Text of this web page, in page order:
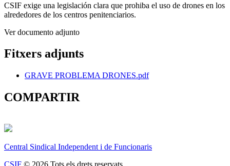
CSIF exige una legislación clara que prohiba el uso de drones en los
alrededores de los centros penitenciarios.
Ver documento adjunto
Fitxers adjunts
GRAVE PROBLEMA DRONES.pdf
COMPARTIR
Central Sindical Independent i de Funcionaris